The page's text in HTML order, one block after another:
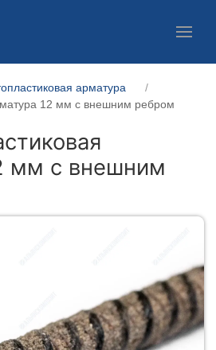
арматура
12 мм с внешним ребром
мм с внешним